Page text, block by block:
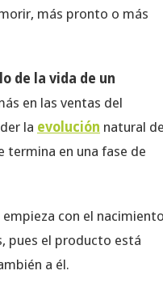
más pronto o más
de la vida de un
en las ventas del
la evolución natural
termina en una fase de
con el
pues el producto está
a él.